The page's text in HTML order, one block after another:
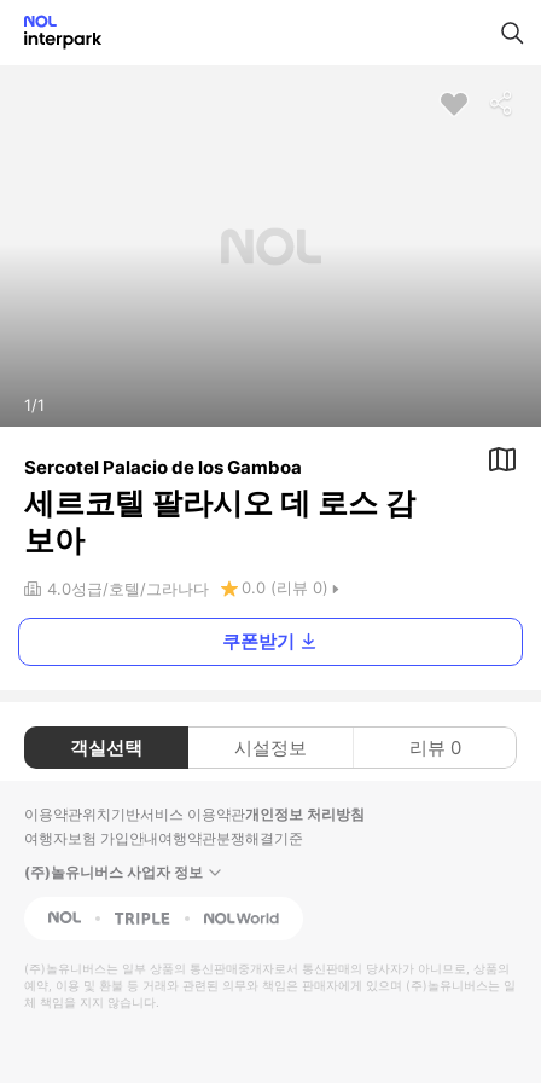
1/1
Sercotel Palacio de los Gamboa
세르코텔 팔라시오 데 로스 감
보아
4.0성급 호텔 그라나다 0.0 (리뷰 0)
쿠폰받기
객실선택 시설정보 리뷰 0
이용약관위치기반서비스 이용약관개인정보 처리방침
여행자보험 가입안내여행약관분쟁해결기준
(주)놀유니버스 사업자 정보
NOL Triple Interpark Global
(주)놀유니버스는 일부 상품의 통신판매중개자로서 통신판매의 당사자가 아니므로, 상품의
예약, 이용 및 환불 등 거래와 관련된 의무와 책임은 판매자에게 있으며 (주)놀유니버스는 일
체 책임을 지지 않습니다.